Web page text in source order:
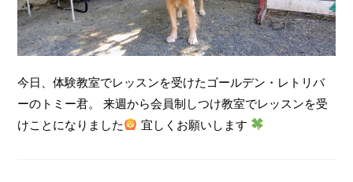
今日、体験教室でレッスンを受けたゴールデン・レトリバ
ーのトミー君。 来週から会員制しつけ教室でレッスンを受
けことになりました
宜しくお願いします